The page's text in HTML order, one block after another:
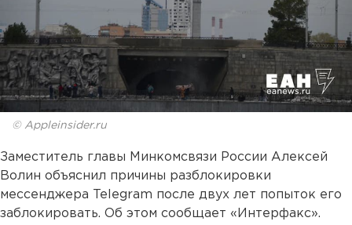
© Appleinsider.ru
Заместитель главы Минкомсвязи России Алексей
Волин объяснил причины разблокировки
мессенджера Telegram после двух лет попыток его
заблокировать. Об этом сообщает «Интерфакс».